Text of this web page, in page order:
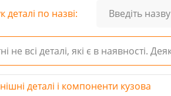
деталі по назві:
не всі деталі, які є в наявності.
деталі і компоненти кузова